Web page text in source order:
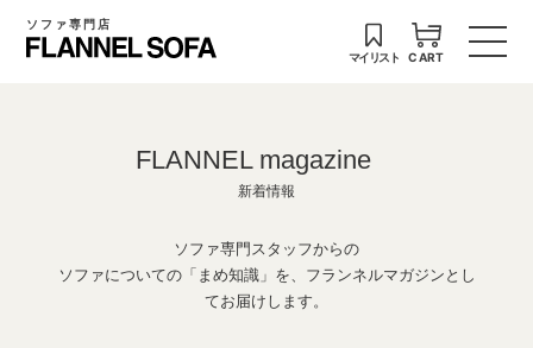
ソファ専門店
マイリスト CART
FLANNEL magazine
新着情報
ソファ専門スタッフからの
ソファについての「まめ知識」を、フランネルマガジンとし
てお届けします。